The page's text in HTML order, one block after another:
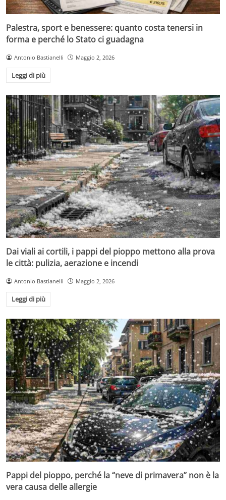
Palestra, sport e benessere: quanto costa tenersi in
forma e perché lo Stato ci guadagna
Antonio Bastianelli Maggio 2, 2026
Leggi di più
Dai viali ai cortili, i pappi del pioppo mettono alla prova
le città: pulizia, aerazione e incendi
Antonio Bastianelli Maggio 2, 2026
Leggi di più
Pappi del pioppo, perché la “neve di primavera” non è la
vera causa delle allergie